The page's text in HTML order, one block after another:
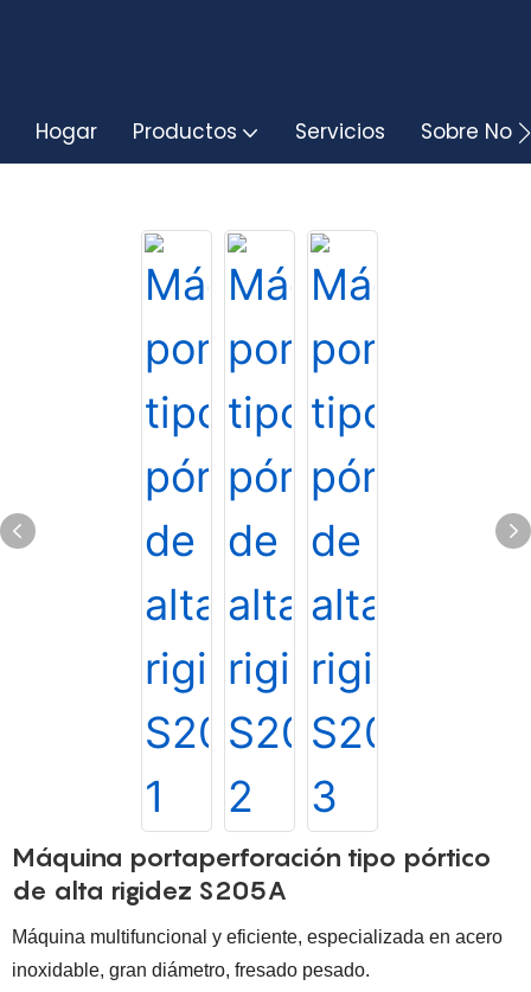
Hogar Productos Servicios Sobre
Máquina portaperforación tipo pórtico
de alta rigidez S205A
Máquina multifuncional y eficiente, especializada en acero
inoxidable, gran diámetro, fresado pesado.